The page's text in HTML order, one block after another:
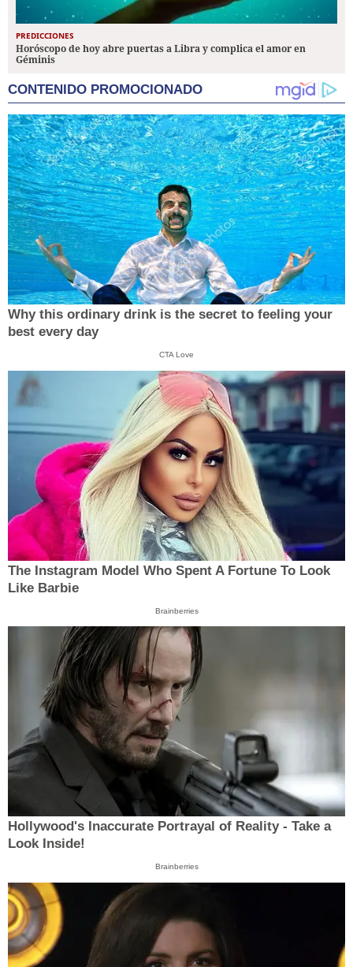
PREDICCIONES
Horóscopo de hoy abre puertas a Libra y complica el amor en
Géminis
CONTENIDO PROMOCIONADO
Why this ordinary drink is the secret to feeling your
best every day
CTA Love
The Instagram Model Who Spent A Fortune To Look
Like Barbie
Brainberries
Hollywood's Inaccurate Portrayal of Reality - Take a
Look Inside!
Brainberries